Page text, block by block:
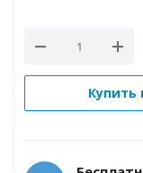
Купить